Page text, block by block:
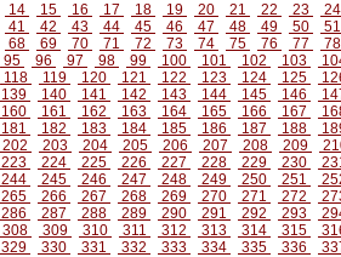
14 15 16 17 18 19 20 21 22 23 24
41 42 43 44 45 46 47 48 49 50 51
68 69 70 71 72 73 74 75 76 77 78
95 96 97 98 99 100 101 102 103
118 119 120 121 122 123 124 125
139 140 141 142 143 144 145 146
160 161 162 163 164 165 166 167
181 182 183 184 185 186 187 188
202 203 204 205 206 207 208 209
223 224 225 226 227 228 229 230
244 245 246 247 248 249 250 251
265 266 267 268 269 270 271 272
286 287 288 289 290 291 292 293
308 309 310 311 312 313 314 315
329 330 331 332 333 334 335 336